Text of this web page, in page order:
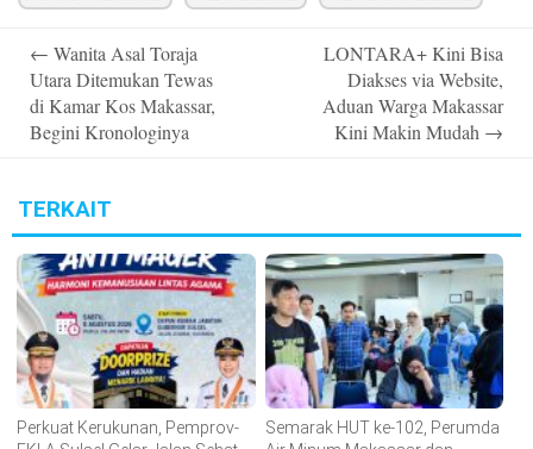
navigation
← Wanita Asal Toraja
Utara Ditemukan Tewas
di Kamar Kos Makassar,
Begini Kronologinya
LONTARA+ Kini Bisa
Diakses via Website,
Aduan Warga Makassar
Kini Makin Mudah →
TERKAIT
Perkuat Kerukunan, Pemprov-
Semarak HUT ke-102, Perumda